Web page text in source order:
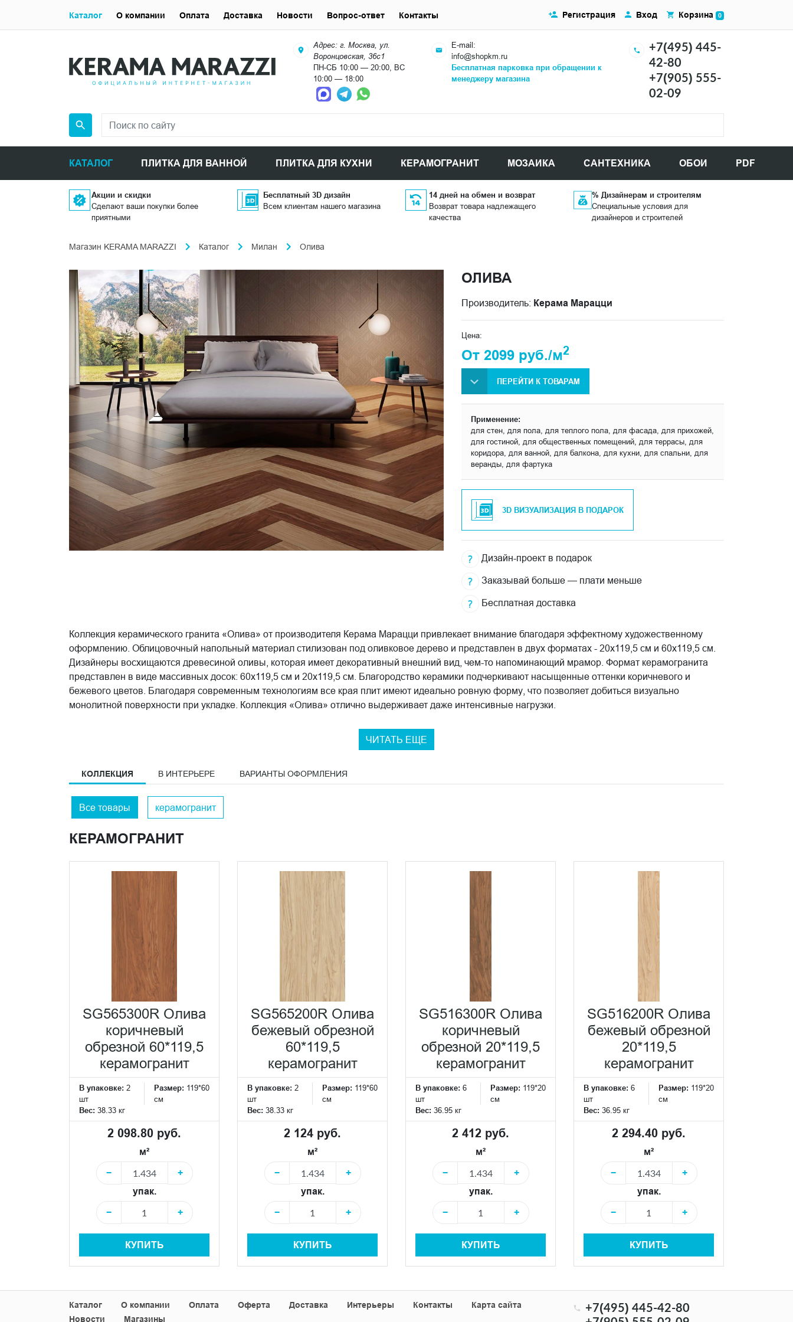
Адрес: г. Москва, ул.
Воронцовская, 36с1
ПН-СБ 10:00 — 20:00, ВС
10:00 — 18:00
E-mail:
info@shopkm.ru
Бесплатная парковка при обращении к
менеджеру магазина
+7(495) 445-
42-80
+7(905) 555-
02-09
КАТАЛОГ ПЛИТКА ДЛЯ ВАННОЙ ПЛИТКА ДЛЯ КУХНИ КЕРАМОГРАНИТ МОЗАИКА САНТЕХНИКА ОБОИ PDF
Регистрация Вход Корзина 0
Каталог О компании Оплата Доставка Новости Вопрос-ответ Контакты
Акции и скидки
Сделают ваши покупки более
приятными
Бесплатный 3D дизайн
Всем клиентам нашего магазина
14 дней на обмен и возврат
Возврат товара надлежащего
качества
% Дизайнерам и строителям
Специальные условия для
дизайнеров и строителей
Магазин KERAMA MARAZZI Каталог Милан Олива
ОЛИВА
Производитель: Керама Марацци
Цена:
От 2099 руб./м2
ПЕРЕЙТИ К ТОВАРАМ
Применение:
для стен, для пола, для теплого пола, для фасада, для прихожей,
для гостиной, для общественных помещений, для террасы, для
коридора, для ванной, для балкона, для кухни, для спальни, для
веранды, для фартука
3D ВИЗУАЛИЗАЦИЯ В ПОДАРОК
Дизайн-проект в подарок
Заказывай больше — плати меньше
Бесплатная доставка
Коллекция керамического гранита «Олива» от производителя Керама Марацци привлекает внимание благодаря эффектному художественному
оформлению. Облицовочный напольный материал стилизован под оливковое дерево и представлен в двух форматах - 20x119,5 см и 60x119,5 см.
Дизайнеры восхищаются древесиной оливы, которая имеет декоративный внешний вид, чем-то напоминающий мрамор. Формат керамогранита
представлен в виде массивных досок: 60x119,5 см и 20х119,5 см. Благородство керамики подчеркивают насыщенные оттенки коричневого и
бежевого цветов. Благодаря современным технологиям все края плит имеют идеально ровную форму, что позволяет добиться визуально
монолитной поверхности при укладке. Коллекция «Олива» отлично выдерживает даже интенсивные нагрузки.
ЧИТАТЬ ЕЩЕ
КОЛЛЕКЦИЯ В ИНТЕРЬЕРЕ ВАРИАНТЫ ОФОРМЛЕНИЯ
Все товары керамогранит
КЕРАМОГРАНИТ
SG565300R Олива
коричневый
обрезной 60*119,5
керамогранит
В упаковке: 2
шт
Размер: 119*60
см
Вес: 38.33 кг
2 098.80 руб.
м²
−
+
упак.
−
+
КУПИТЬ
SG565200R Олива
бежевый обрезной
60*119,5
керамогранит
В упаковке: 2
шт
Размер: 119*60
см
Вес: 38.33 кг
2 124 руб.
м²
−
+
упак.
−
+
КУПИТЬ
SG516300R Олива
коричневый
обрезной 20*119,5
керамогранит
В упаковке: 6
шт
Размер: 119*20
см
Вес: 36.95 кг
2 412 руб.
м²
−
+
упак.
−
+
КУПИТЬ
SG516200R Олива
бежевый обрезной
20*119,5
керамогранит
В упаковке: 6
шт
Размер: 119*20
см
Вес: 36.95 кг
2 294.40 руб.
м²
−
+
упак.
−
+
КУПИТЬ
Каталог О компании Оплата Оферта Доставка Интерьеры Контакты
Карта сайта
Новости
Магазины
+7(495) 445-42-80